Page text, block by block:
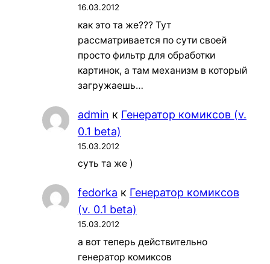
16.03.2012
как это та же??? Тут
рассматривается по сути своей
просто фильтр для обработки
картинок, а там механизм в который
загружаешь…
admin к Генератор комиксов (v.
0.1 beta)
15.03.2012
суть та же )
fedorka к Генератор комиксов
(v. 0.1 beta)
15.03.2012
а вот теперь действительно
генератор комиксов